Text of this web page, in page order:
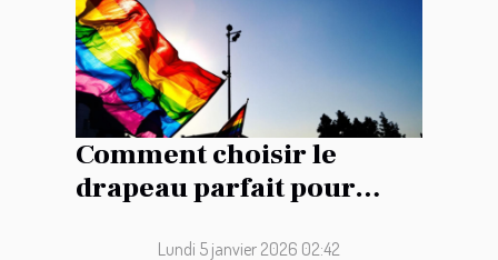
Comment choisir le
drapeau parfait pour
Lundi 5 janvier 2026 02:42